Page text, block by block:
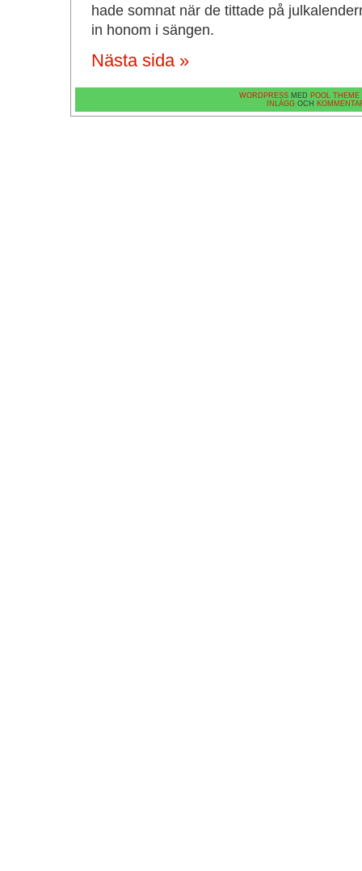
hade somnat när de tittade på
in honom i sängen.
Nästa sida »
WORDPRESS MED POOL THEME
INLÄGGOCH